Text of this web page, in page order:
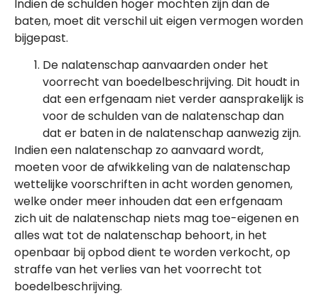
Indien de schulden hoger mochten zijn dan de
baten, moet dit verschil uit eigen vermogen worden
bijgepast.
De nalatenschap aanvaarden onder het
voorrecht van boedelbeschrijving. Dit houdt in
dat een erfgenaam niet verder aansprakelijk is
voor de schulden van de nalatenschap dan
dat er baten in de nalatenschap aanwezig zijn.
Indien een nalatenschap zo aanvaard wordt,
moeten voor de afwikkeling van de nalatenschap
wettelijke voorschriften in acht worden genomen,
welke onder meer inhouden dat een erfgenaam
zich uit de nalatenschap niets mag toe-eigenen en
alles wat tot de nalatenschap behoort, in het
openbaar bij opbod dient te worden verkocht, op
straffe van het verlies van het voorrecht tot
boedelbeschrijving.